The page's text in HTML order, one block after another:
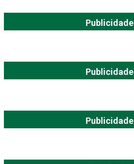
Publicidade
Publicidade
Publicidade